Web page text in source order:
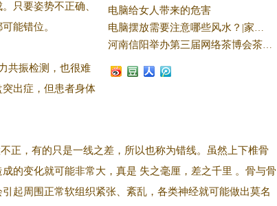
电脑给女人带来的危害
电脑摆放需要注意哪些风水？|家居风水
河南信阳举办第三届网络茶博会茶与电子商务高峰论坛
只要姿势不正确、
能错位。
共振检测，也很难
出症，但患者身体
正，有的只是一线之差，所以也称为错线。虽然上下椎骨
的变化就可能非常大，真是 失之毫厘，差之千里 。骨与骨
起周围正常软组织紧张、紊乱，各类神经就可能做出莫名